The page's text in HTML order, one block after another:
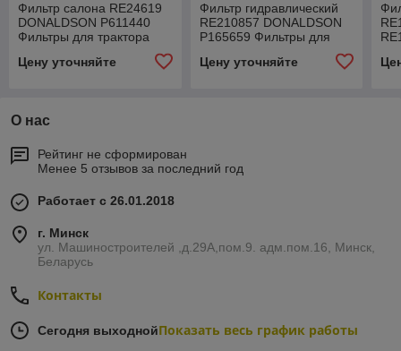
Фильтр салона RE24619
DONALDSON P611440
Фильтры для трактора
Цену уточняйте
Фильтр гидравлический
RE210857 DONALDSON
P165659 Фильтры для
трактора John Deere 8430
Цену уточняйте
О нас
Рейтинг не сформирован
Менее 5 отзывов за последний год
Работает с 26.01.2018
г. Минск
ул. Машиностроителей ,д.29А,пом.9. адм.пом.16, Минск,
Беларусь
Контакты
Сегодня выходнойПоказать весь график работы